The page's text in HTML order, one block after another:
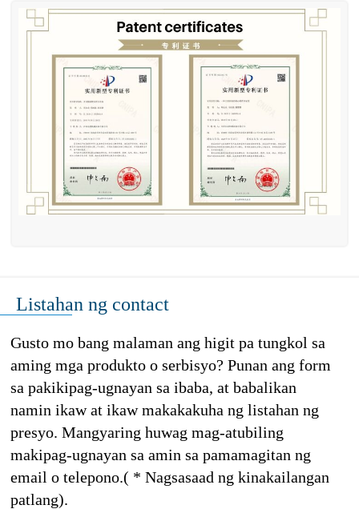
Listahan ng contact
Gusto mo bang malaman ang higit pa tungkol sa
aming mga produkto o serbisyo? Punan ang form
sa pakikipag-ugnayan sa ibaba, at babalikan
namin ikaw at ikaw makakakuha ng listahan ng
presyo. Mangyaring huwag mag-atubiling
makipag-ugnayan sa amin sa pamamagitan ng
email o telepono.( * Nagsasaad ng kinakailangan
patlang).